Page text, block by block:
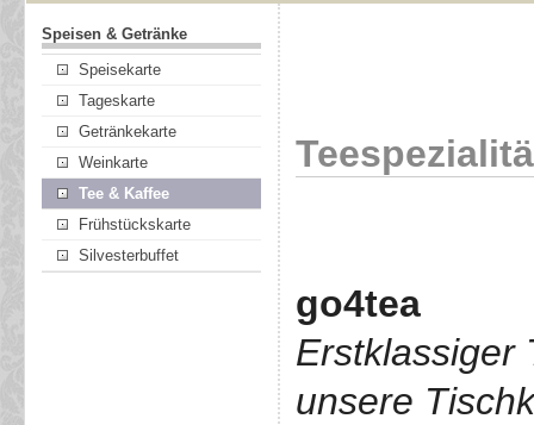
Speisen & Getränke
Speisekarte
Tageskarte
Getränkekarte
Weinkarte
Tee & Kaffee
Frühstückskarte
Silvesterbuffet
go4tea
Erstklassiger
unsere